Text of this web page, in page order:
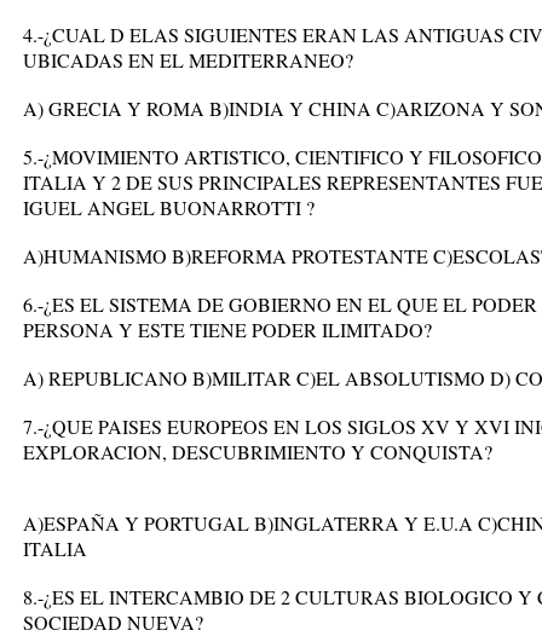
4.-¿CUAL D ELAS SIGUIENTES ERAN LAS ANTIGUAS
UBICADAS EN EL MEDITERRANEO?
A) GRECIA Y ROMA B)INDIA Y CHINA C)ARIZONA Y
5.-¿MOVIMIENTO ARTISTICO, CIENTIFICO Y
ITALIA Y 2 DE SUS PRINCIPALES REPRESENTANTES
IGUEL ANGEL BUONARROTTI ?
A)HUMANISMO B)REFORMA PROTESTANTE
6.-¿ES EL SISTEMA DE GOBIERNO EN EL QUE EL
PERSONA Y ESTE TIENE PODER ILIMITADO?
A) REPUBLICANO B)MILITAR C)EL ABSOLUTISMO D)
7.-¿QUE PAISES EUROPEOS EN LOS SIGLOS XV Y XVI
EXPLORACION, DESCUBRIMIENTO Y CONQUISTA?
A)ESPAÑA Y PORTUGAL B)INGLATERRA Y E.U.A
ITALIA
8.-¿ES EL INTERCAMBIO DE 2 CULTURAS BIOLOGICO
SOCIEDAD NUEVA?